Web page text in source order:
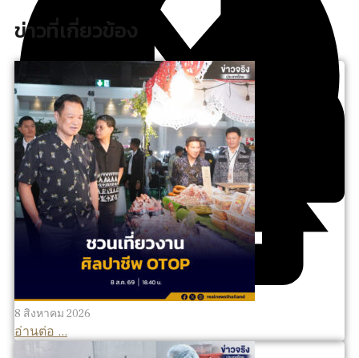
ข่าวที่เกี่ยวข้อง
8 สิงหาคม 2026
อ่านต่อ ...